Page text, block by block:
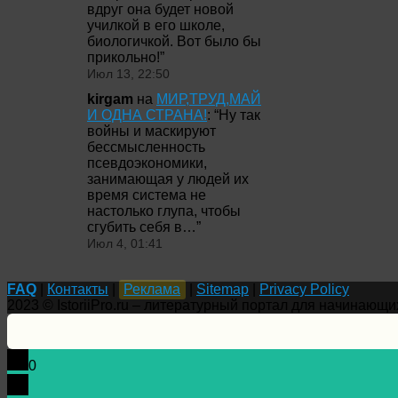
вдруг она будет новой
училкой в его школе,
биологичкой. Вот было бы
прикольно!”
Июл 13, 22:50
kirgam на МИР,ТРУД,МАЙ
И ОДНА СТРАНА!: “Ну так
войны и маскируют
бессмысленность
псевдоэкономики,
занимающая у людей их
время система не
настолько глупа, чтобы
сгубить себя в…”
Июл 4, 01:41
FAQ Контакты Реклама Sitemap
Privacy Policy
0